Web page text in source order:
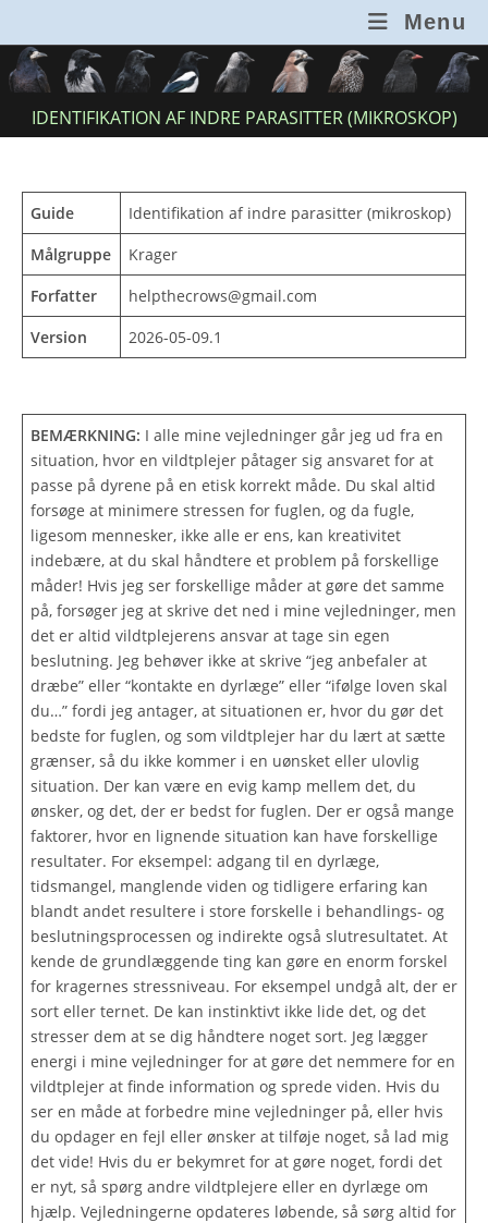
content
Menu
IDENTIFIKATION AF INDRE PARASITTER (MIKROSKOP)
Guide
Identifikation af indre parasitter (mikroskop)
Målgruppe
Krager
Forfatter
helpthecrows@gmail.com
Version
2026-05-09.1
BEMÆRKNING: I alle mine vejledninger går jeg ud fra en
situation, hvor en vildtplejer påtager sig ansvaret for at
passe på dyrene på en etisk korrekt måde. Du skal altid
forsøge at minimere stressen for fuglen, og da fugle,
ligesom mennesker, ikke alle er ens, kan kreativitet
indebære, at du skal håndtere et problem på forskellige
måder! Hvis jeg ser forskellige måder at gøre det samme
på, forsøger jeg at skrive det ned i mine vejledninger, men
det er altid vildtplejerens ansvar at tage sin egen
beslutning. Jeg behøver ikke at skrive “jeg anbefaler at
dræbe” eller “kontakte en dyrlæge” eller “ifølge loven skal
du…” fordi jeg antager, at situationen er, hvor du gør det
bedste for fuglen, og som vildtplejer har du lært at sætte
grænser, så du ikke kommer i en uønsket eller ulovlig
situation. Der kan være en evig kamp mellem det, du
ønsker, og det, der er bedst for fuglen. Der er også mange
faktorer, hvor en lignende situation kan have forskellige
resultater. For eksempel: adgang til en dyrlæge,
tidsmangel, manglende viden og tidligere erfaring kan
blandt andet resultere i store forskelle i behandlings- og
beslutningsprocessen og indirekte også slutresultatet. At
kende de grundlæggende ting kan gøre en enorm forskel
for kragernes stressniveau. For eksempel undgå alt, der er
sort eller ternet. De kan instinktivt ikke lide det, og det
stresser dem at se dig håndtere noget sort. Jeg lægger
energi i mine vejledninger for at gøre det nemmere for en
vildtplejer at finde information og sprede viden. Hvis du
ser en måde at forbedre mine vejledninger på, eller hvis
du opdager en fejl eller ønsker at tilføje noget, så lad mig
det vide! Hvis du er bekymret for at gøre noget, fordi det
er nyt, så spørg andre vildtplejere eller en dyrlæge om
hjælp. Vejledningerne opdateres løbende, så sørg altid for